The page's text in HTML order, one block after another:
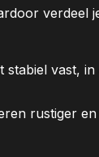
verdeel
vast,
rustiger en